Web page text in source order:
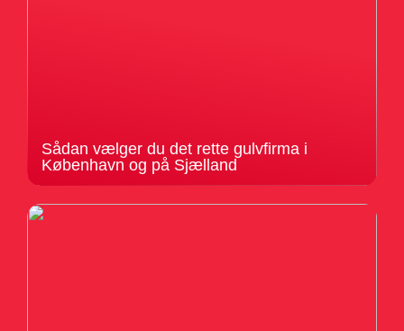
Sådan vælger du det rette gulvfirma i
København og på Sjælland